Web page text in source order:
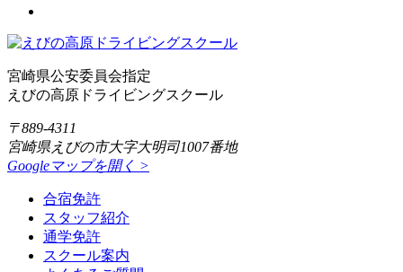
宮崎県公安委員会指定
えびの高原ドライビングスクール
〒889-4311
宮崎県えびの市大字大明司1007番地
Googleマップを開く >
合宿免許
スタッフ紹介
通学免許
スクール案内